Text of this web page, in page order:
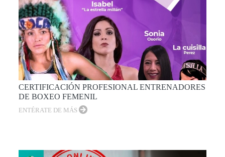
CERTIFICACIÓN PROFESIONAL ENTRENADORES
DE BOXEO FEMENIL
ENTÉRATE DE MÁS